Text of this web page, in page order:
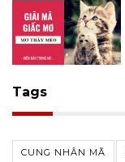
Tags
CUNG NHÂN MÃ